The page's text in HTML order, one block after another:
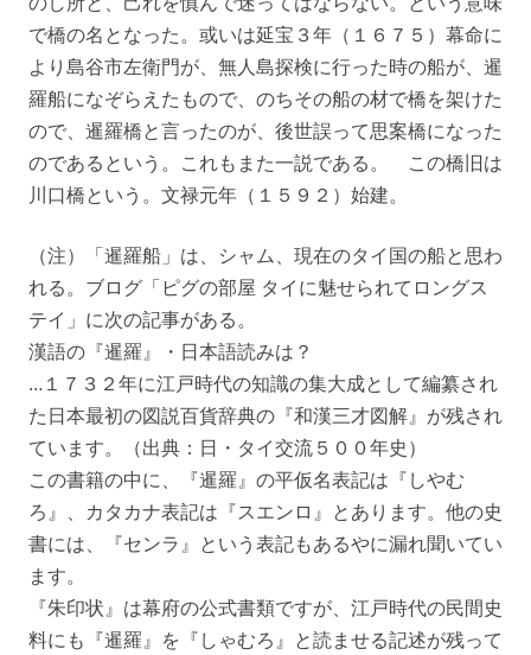
で橋の名となった。或いは延宝３年（１６７５）幕命に
より島谷市左衛門が、無人島探検に行った時の船が、暹
羅船になぞらえたもので、のちその船の材で橋を架けた
ので、暹羅橋と言ったのが、後世誤って思案橋になった
のであるという。これもまた一説である。 この橋旧は
川口橋という。文禄元年（１５９２）始建。
（注）「暹羅船」は、シャム、現在のタイ国の船と思わ
れる。ブログ「ピグの部屋 タイに魅せられてロングス
テイ」に次の記事がある。
漢語の『暹羅』・日本語読みは？
…１７３２年に江戸時代の知識の集大成として編纂され
た日本最初の図説百貨辞典の『和漢三才図解』が残され
ています。（出典：日・タイ交流５００年史）
この書籍の中に、『暹羅』の平仮名表記は『しやむ
ろ』、カタカナ表記は『スエンロ』とあります。他の史
書には、『センラ』という表記もあるやに漏れ聞いてい
ます。
『朱印状』は幕府の公式書類ですが、江戸時代の民間史
料にも『暹羅』を『しゃむろ』と読ませる記述が残って